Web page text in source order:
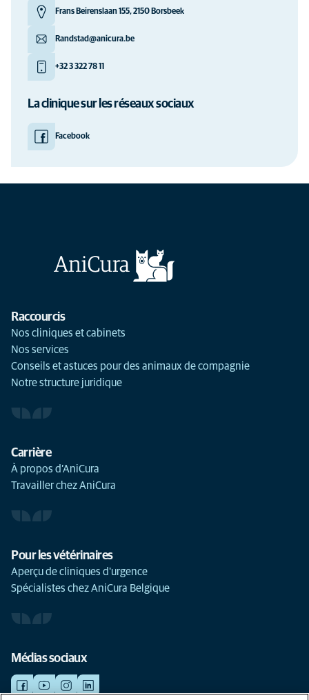
Frans Beirenslaan 155, 2150 Borsbeek
Randstad@anicura.be
+32 3 322 78 11
La clinique sur les réseaux sociaux
Facebook
Raccourcis
Nos cliniques et cabinets
Nos services
Conseils et astuces pour des animaux de compagnie
Notre structure juridique
Carrière
À propos d’AniCura
Travailler chez AniCura
Pour les vétérinaires
Aperçu de cliniques d'urgence
Spécialistes chez AniCura Belgique
Médias sociaux